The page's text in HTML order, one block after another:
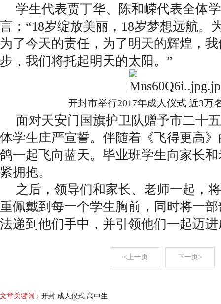
学生代表贾丁华、陈和嵘代表全体
言：“18岁绽放美丽，18岁梦想远航。
为了今天的责任，为了明天的辉煌，
步，我们将托起明天的太阳。”
开封市举行2017年成人仪式 近3万
面对天安门国旗护卫队赠予市二十
体学生庄严宣誓。伴随着《飞得更高
鸽一起飞向蓝天。毕业班学生向家长
紧拥抱。
之后，领导们和家长、老师一起，
重佩戴到每一个学生胸前，同时将一
法递到他们手中，并引领他们一起迈
<上一页 下一页>
文章关键词： 开封 成人仪式 高中生